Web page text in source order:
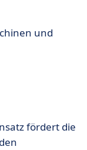
und
fördert die